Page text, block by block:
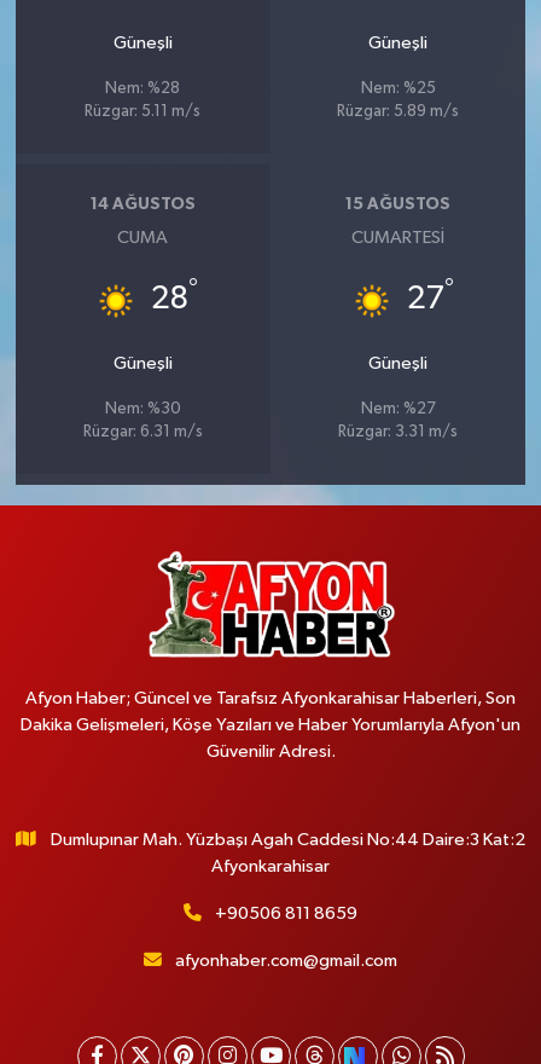
Güneşli
Nem: %28
Rüzgar: 5.11 m/s
Güneşli
Nem: %25
Rüzgar: 5.89 m/s
14 AĞUSTOS
CUMA
28°
Güneşli
Nem: %30
Rüzgar: 6.31 m/s
15 AĞUSTOS
CUMARTESI
27°
Güneşli
Nem: %27
Rüzgar: 3.31 m/s
Afyon Haber; Güncel ve Tarafsız Afyonkarahisar Haberleri, Son
Dakika Gelişmeleri, Köşe Yazıları ve Haber Yorumlarıyla Afyon'un
Güvenilir Adresi.
Dumlupınar Mah. Yüzbaşı Agah Caddesi No:44 Daire:3 Kat:2
Afyonkarahisar
+90506 811 8659
afyonhaber.com@gmail.com